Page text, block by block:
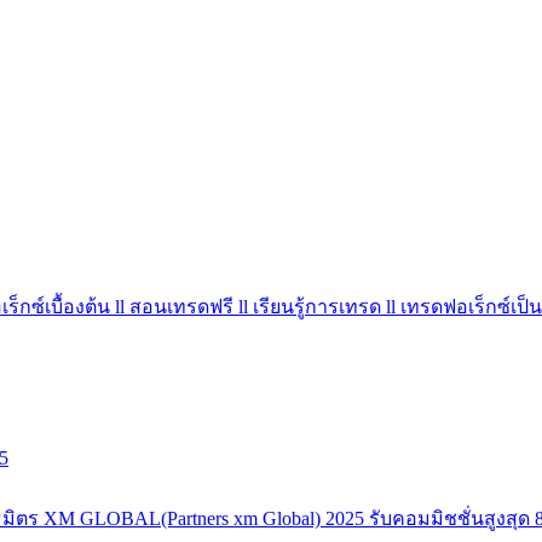
เร็กซ์เบื้องต้น ll สอนเทรดฟรี ll เรียนรู้การเทรด ll เทรดฟอเร็กซ์เป็
XM GLOBAL(Partners xm Global) 2025 รับคอมมิชชั่นสูงสุด